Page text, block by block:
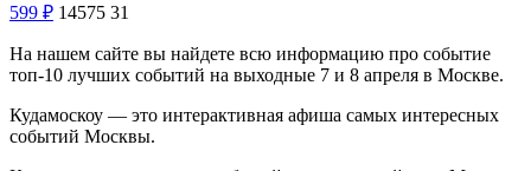
599 ₽ 14575 31
На нашем сайте вы найдете всю информацию про событие
топ-10 лучших событий на выходные 7 и 8 апреля в Москве.
Кудамоскоу — это интерактивная афиша самых интересных
событий Москвы.